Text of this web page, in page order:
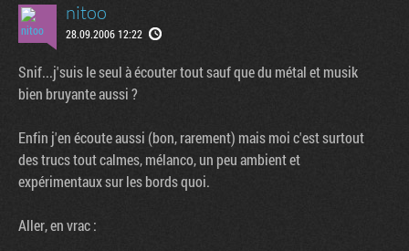
nitoo
28.09.2006 12:22
Snif...j'suis le seul à écouter tout sauf que du métal et musik
bien bruyante aussi ?
Enfin j'en écoute aussi (bon, rarement) mais moi c'est surtout
des trucs tout calmes, mélanco, un peu ambient et
expérimentaux sur les bords quoi.
Aller, en vrac :